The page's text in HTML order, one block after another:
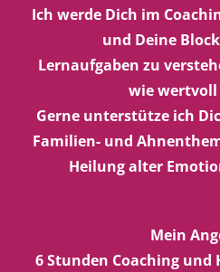
Ich werde Dich im
und Deine
Lernaufgaben zu
wie wertvoll
Gerne unterstütze ich
Familien- und
Heilung alter
Mein
6 Stunden Coaching und